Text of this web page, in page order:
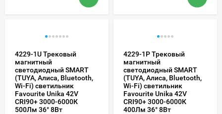
4229-1U Трековый
магнитный
светодиодный SMART
(TUYA, Алиса, Bluetooth,
Wi-Fi) светильник
Favourite Unika 42V
CRI90+ 3000-6000К
500Лм 36° 8Вт
4229-1P Трековый
магнитный
светодиодный SMART
(TUYA, Алиса, Bluetooth,
Wi-Fi) светильник
Favourite Unika 42V
CRI90+ 3000-6000К
400Лм 36° 8Вт